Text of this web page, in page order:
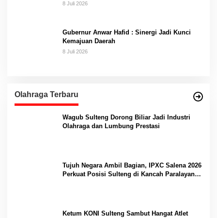
8 Juli 2026
Gubernur Anwar Hafid : Sinergi Jadi Kunci
Kemajuan Daerah
8 Juli 2026
Olahraga Terbaru
Wagub Sulteng Dorong Biliar Jadi Industri
Olahraga dan Lumbung Prestasi
Tujuh Negara Ambil Bagian, IPXC Salena 2026
Perkuat Posisi Sulteng di Kancah Paralayang
Ketum KONI Sulteng Sambut Hangat Atlet